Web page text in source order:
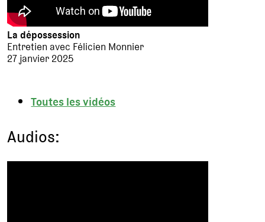
La dépossession
Entretien avec Félicien Monnier
27 janvier 2025
Toutes les vidéos
Audios: